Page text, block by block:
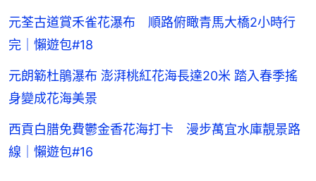
元荃古道賞禾雀花瀑布 順路俯瞰青馬大橋2小時行
完｜懶遊包#18
元朗簕杜鵑瀑布 澎湃桃紅花海長達20米 踏入春季搖
身變成花海美景
西貢白腊免費鬱金香花海打卡 漫步萬宜水庫靚景路
線｜懶遊包#16